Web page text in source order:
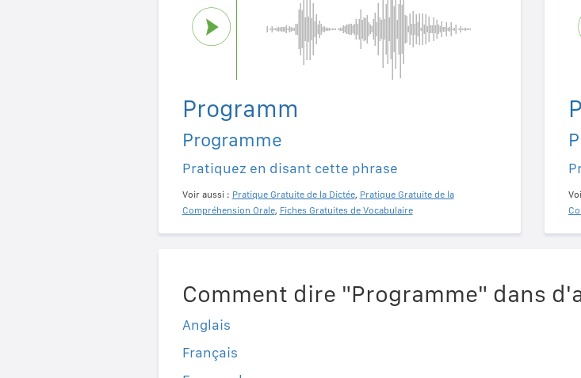
Programm
Programme
Pratiquez en disant cette phrase
Voir aussi : Pratique Gratuite de la Dictée, Pratique Gratuite de la
Compréhension Orale, Fiches Gratuites de Vocabulaire
Comment dire "Programme" dans
Anglais
Français